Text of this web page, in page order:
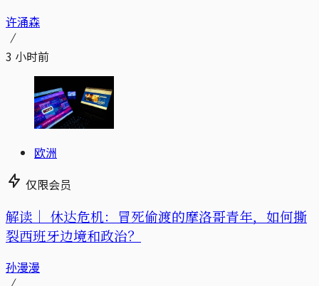
许涌森
3 小时前
欧洲
仅限会员
解读｜ 休达危机：冒死偷渡的摩洛哥青年，如何撕
裂西班牙边境和政治？
孙漫漫